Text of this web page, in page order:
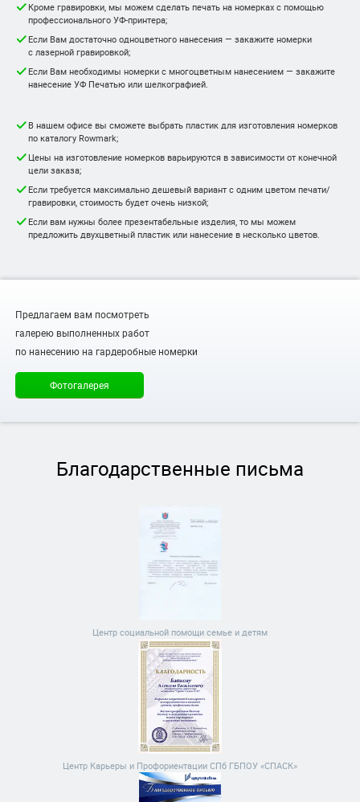
Кроме гравировки, мы можем сделать печать на номерках с помощью
профессионального УФ-принтера;
Если Вам достаточно одноцветного нанесения — закажите номерки
с лазерной гравировкой;
Если Вам необходимы номерки с многоцветным нанесением — закажите
нанесение УФ Печатью или шелкографией.
В нашем офисе вы сможете выбрать пластик для изготовления номерков
по каталогу Rowmark;
Цены на изготовление номерков варьируются в зависимости от конечной
цели заказа;
Если требуется максимально дешевый вариант с одним цветом печати/
гравировки, стоимость будет очень низкой;
Если вам нужны более презентабельные изделия, то мы можем
предложить двухцветный пластик или нанесение в несколько цветов.
Предлагаем вам посмотреть
галерею выполненных работ
по нанесению на гардеробные номерки
Фотогалерея
Благодарственные письма
Центр социальной помощи семье и детям
Центр Карьеры и Профориентации СПб ГБПОУ «СПАСК»